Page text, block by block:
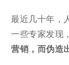
最近几十年，
一些专家发现，
营销，而伪造